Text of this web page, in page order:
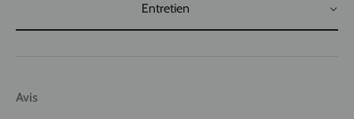
Entretien
Avis